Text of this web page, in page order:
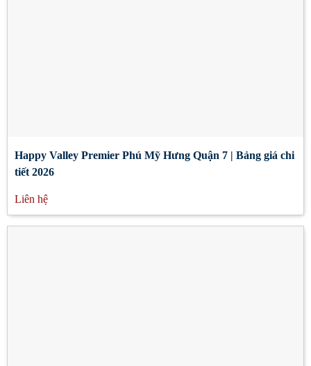
Happy Valley Premier Phú Mỹ Hưng Quận 7 | Bảng giá chi
tiết 2026
Liên hệ